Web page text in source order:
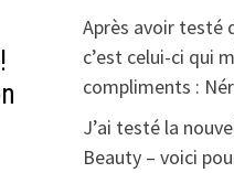
Après avoir testé
c’est celui-ci qui
compliments :
J’ai testé la
Beauty – voici